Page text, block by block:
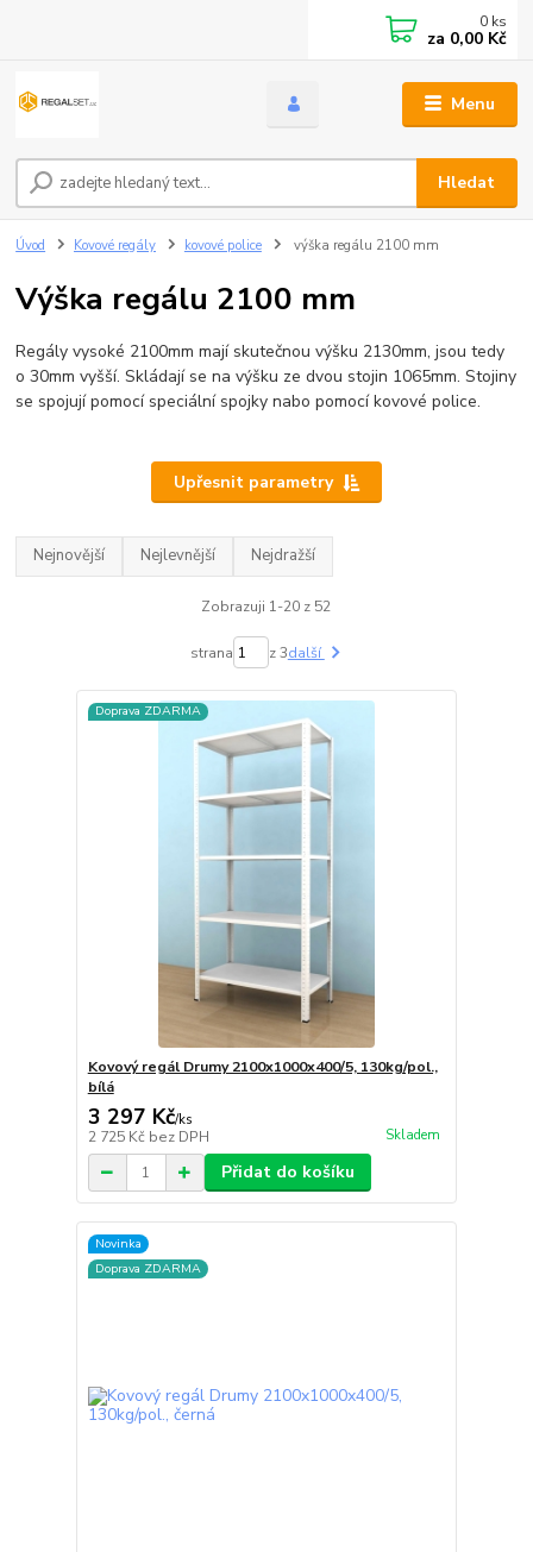
Menu
Hledat
0 ks
za 0,00 Kč
Úvod Kovové regály kovové police výška regálu 2100 mm
Výška regálu 2100 mm
Regály vysoké 2100mm mají skutečnou výšku 2130mm, jsou tedy
o 30mm vyšší. Skládají se na výšku ze dvou stojin 1065mm. Stojiny
se spojují pomocí speciální spojky nabo pomocí kovové police.
Upřesnit parametry
Nejnovější Nejlevnější Nejdražší
Zobrazuji 1-20 z 52
strana z 3další
Doprava ZDARMA
Kovový regál Drumy 2100x1000x400/5, 130kg/pol.,
bílá
3 297 Kč/ks
2 725 Kč bez DPH Skladem
Přidat do košíku
Novinka
Doprava ZDARMA